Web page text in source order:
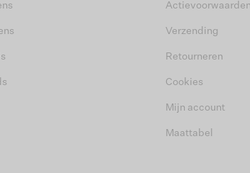
Actievoorwaarden
Verzending
Retourneren
Cookies
Mijn account
Maattabel